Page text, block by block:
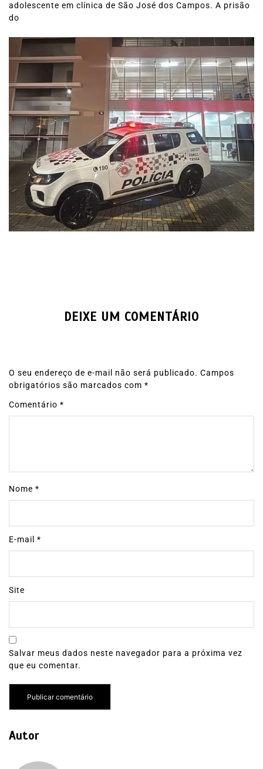
adolescente em clínica de São José dos Campos. A prisão
do
DEIXE UM COMENTÁRIO
O seu endereço de e-mail não será publicado. Campos
obrigatórios são marcados com *
Comentário *
Nome *
E-mail *
Site
Salvar meus dados neste navegador para a próxima vez
que eu comentar.
Autor